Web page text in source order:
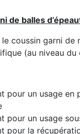
de balles
coussin garni
(au niveau
pour un usage
pour un usage
pour la